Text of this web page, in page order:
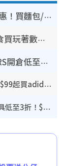
長者優惠｜OK便利店推樂悠咭優惠！買麵包/牛奶/保健品拍卡即減
【8月生日優惠2026】全港85大食買玩著數攻略 自助餐/火鍋放題同行免費＋誠品/DONKI送現金券
開倉優惠｜銅鑼灣MICHAEL KORS開倉低至17折！直擊$500起買手袋/銀包/鞋款 必買經典Jet Set系列
開倉優惠｜馬拉松開倉低至3折！直擊$99起買adidas／New Balance／Puma鞋款 STANLEY保溫杯劈價至$119起
廚具優惠｜普樂氏/意美廚/Buffalo廚具低至3折！$89起買煎鍋／炒鑊／個人鍋 同場小家電激減至$99起